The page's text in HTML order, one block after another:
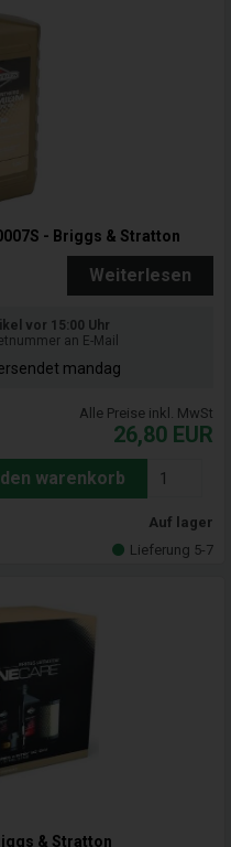
- Briggs & Stratton
Weiterlesen
vor 15:00 Uhr
an E-Mail
mandag
Alle Preise inkl. MwSt
26,80 EUR
warenkorb
Auf lager
Lieferung 5-7
& Stratton